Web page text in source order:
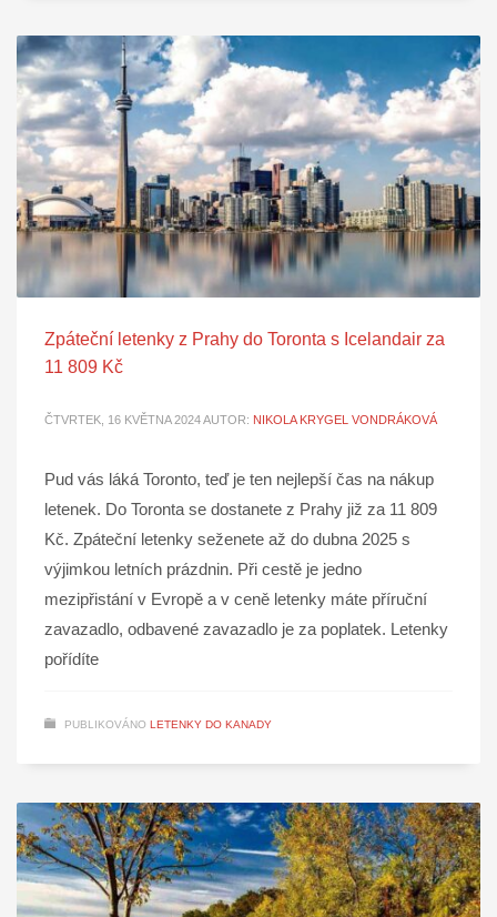
Zpáteční letenky z Prahy do Toronta s Icelandair za
11 809 Kč
ČTVRTEK, 16 KVĚTNA 2024AUTOR: NIKOLA KRYGEL VONDRÁKOVÁ
Pud vás láká Toronto, teď je ten nejlepší čas na nákup
letenek. Do Toronta se dostanete z Prahy již za 11 809
Kč. Zpáteční letenky seženete až do dubna 2025 s
výjimkou letních prázdnin. Při cestě je jedno
mezipřistání v Evropě a v ceně letenky máte příruční
zavazadlo, odbavené zavazadlo je za poplatek. Letenky
pořídíte
PUBLIKOVÁNO LETENKY DO KANADY